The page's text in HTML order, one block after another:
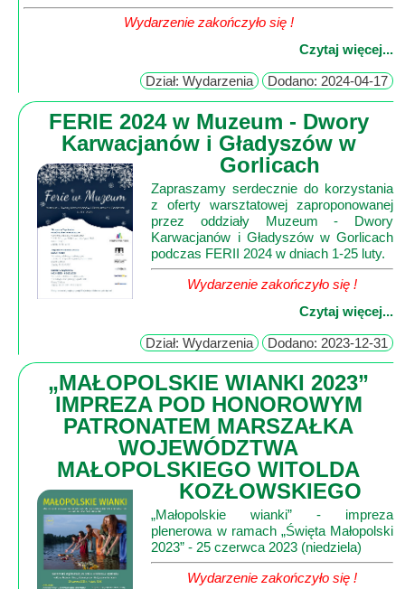
Wydarzenie zakończyło się !
Czytaj więcej...
Dział: Wydarzenia Dodano: 2024-04-17
FERIE 2024 w Muzeum - Dwory
Karwacjanów i Gładyszów w
Gorlicach
Zapraszamy serdecznie do korzystania
z oferty warsztatowej zaproponowanej
przez oddziały Muzeum - Dwory
Karwacjanów i Gładyszów w Gorlicach
podczas FERII 2024 w dniach 1-25 luty.
Wydarzenie zakończyło się !
Czytaj więcej...
Dział: Wydarzenia Dodano: 2023-12-31
„MAŁOPOLSKIE WIANKI 2023”
IMPREZA POD HONOROWYM
PATRONATEM MARSZAŁKA
WOJEWÓDZTWA
MAŁOPOLSKIEGO WITOLDA
KOZŁOWSKIEGO
„Małopolskie wianki” - impreza
plenerowa w ramach „Święta Małopolski
2023” - 25 czerwca 2023 (niedziela)
Wydarzenie zakończyło się !